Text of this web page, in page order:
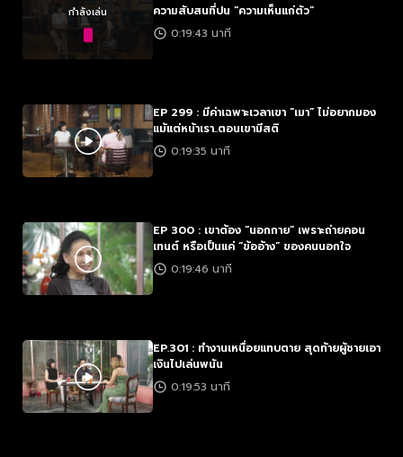
กำลังเล่น
ความสับสนที่ปน “ความเห็นแก่ตัว”
0:19:43 นาที
EP 299 : มีค่าเฉพาะเวลาเขา “เมา” ไม่อยากมอง
แม้แต่หน้าเรา..ตอนเขามีสติ
0:19:35 นาที
EP 300 : เขาต้อง “นอกกาย” เพราะถ่ายคอน
เทนต์ หรือเป็นแค่ “ข้ออ้าง” ของคนนอกใจ
0:19:46 นาที
EP.301 : ทำงานเหนื่อยแทบตาย สุดท้ายผู้ชายเอา
เงินไปเล่นพนัน
0:19:53 นาที